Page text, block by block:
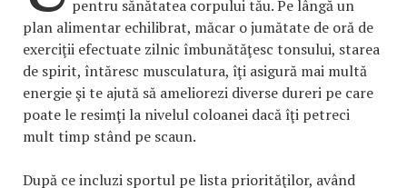
pentru sănătatea corpului tău. Pe lângă un
plan alimentar echilibrat, măcar o jumătate de oră de
exerciţii efectuate zilnic îmbunătăţesc tonsului, starea
de spirit, întăresc musculatura, îţi asigură mai multă
energie şi te ajută să ameliorezi diverse dureri pe care
poate le resimţi la nivelul coloanei dacă îţi petreci
mult timp stând pe scaun.
După ce incluzi sportul pe lista priorităţilor, având